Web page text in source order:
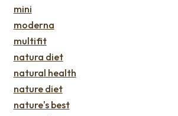
mini
moderna
multifit
natura diet
natural health
nature diet
nature's best